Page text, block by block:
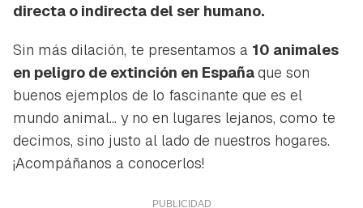
directa o indirecta del ser humano.
Sin más dilación, te presentamos a 10 animales
en peligro de extinción en Españaque son
buenos ejemplos de lo fascinante que es el
mundo animal... y no en lugares lejanos, como te
decimos, sino justo al lado de nuestros hogares.
¡Acompáñanos a conocerlos!